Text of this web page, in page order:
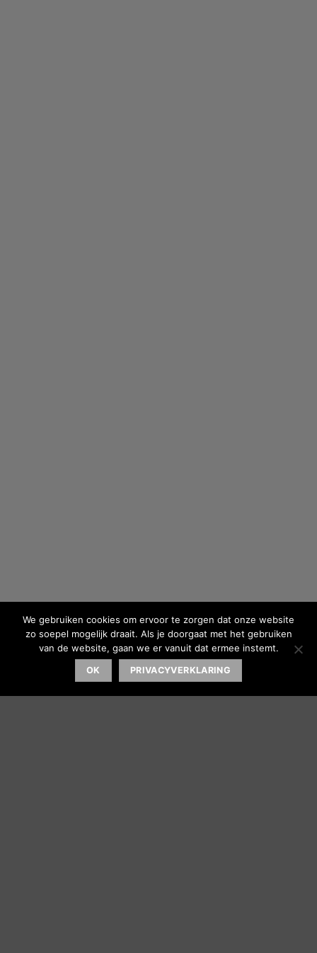
We gebruiken cookies om ervoor te zorgen dat onze website
zo soepel mogelijk draait. Als je doorgaat met het gebruiken
van de website, gaan we er vanuit dat ermee instemt.
OK PRIVACYVERKLARING